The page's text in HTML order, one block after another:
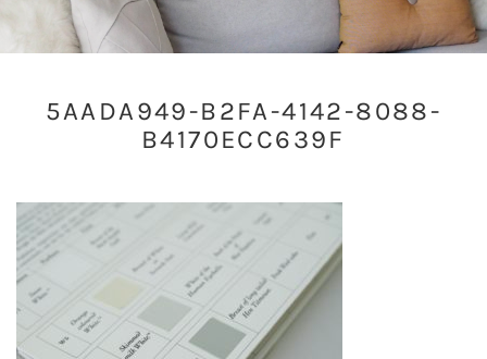
5AADA949-B2FA-4142-8088-
B4170ECC639F